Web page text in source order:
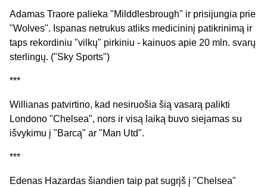
Adamas Traore palieka "Milddlesbrough" ir prisijungia prie
"Wolves". Ispanas netrukus atliks medicininį patikrinimą ir
taps rekordiniu "vilkų" pirkiniu - kainuos apie 20 mln. svarų
sterlingų. ("Sky Sports")
***
Willianas patvirtino, kad nesiruošia šią vasarą palikti
Londono "Chelsea", nors ir visą laiką buvo siejamas su
išvykimu į "Barcą" ar "Man Utd".
***
Edenas Hazardas šiandien taip pat sugrįš į "Chelsea"